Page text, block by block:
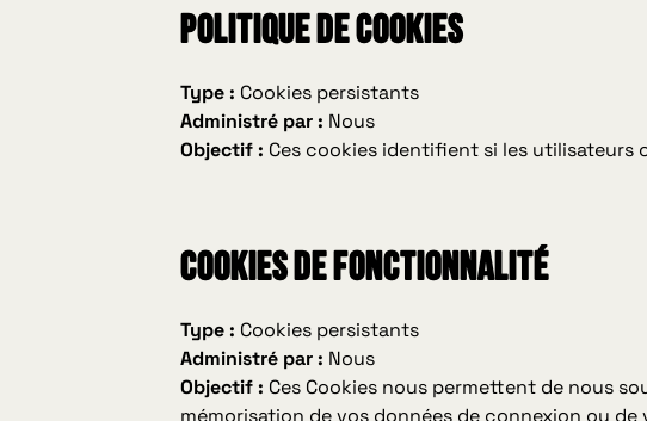
Politique de cookies
Type : Cookies persistants
Administré par : Nous
Objectif : Ces cookies identifient si les utilisateurs
Cookies de fonctionnalité
Type : Cookies persistants
Administré par : Nous
Objectif : Ces Cookies nous permettent de nous
mémorisation de vos données de connexion ou